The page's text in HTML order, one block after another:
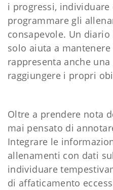
i progressi,
programmare gli
consapevole. Un
solo aiuta a
rappresenta anche
raggiungere i propri
Oltre a prendere nota
mai pensato di
Integrare le
allenamenti con dati
individuare
di affaticamento